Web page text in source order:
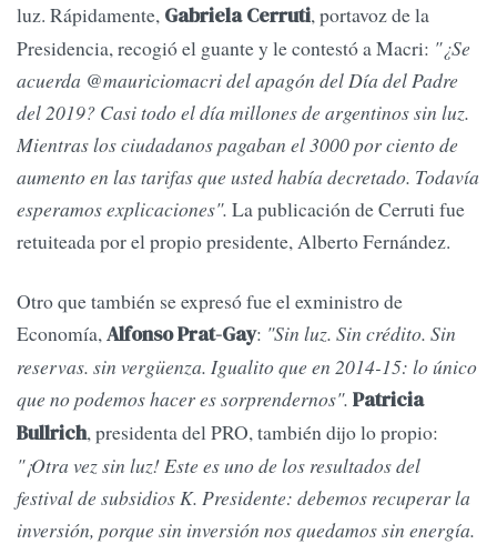
luz. Rápidamente, Gabriela Cerruti, portavoz de la
Presidencia, recogió el guante y le contestó a Macri: "¿Se
acuerda @mauriciomacri del apagón del Día del Padre
del 2019? Casi todo el día millones de argentinos sin luz.
Mientras los ciudadanos pagaban el 3000 por ciento de
aumento en las tarifas que usted había decretado. Todavía
esperamos explicaciones". La publicación de Cerruti fue
retuiteada por el propio presidente, Alberto Fernández.
Otro que también se expresó fue el exministro de
Economía,Alfonso Prat-Gay: "Sin luz. Sin crédito. Sin
reservas. sin vergüenza. Igualito que en 2014-15: lo único
que no podemos hacer es sorprendernos". Patricia
Bullrich, presidenta del PRO, también dijo lo propio:
"¡Otra vez sin luz! Este es uno de los resultados del
festival de subsidios K. Presidente: debemos recuperar la
inversión, porque sin inversión nos quedamos sin energía.